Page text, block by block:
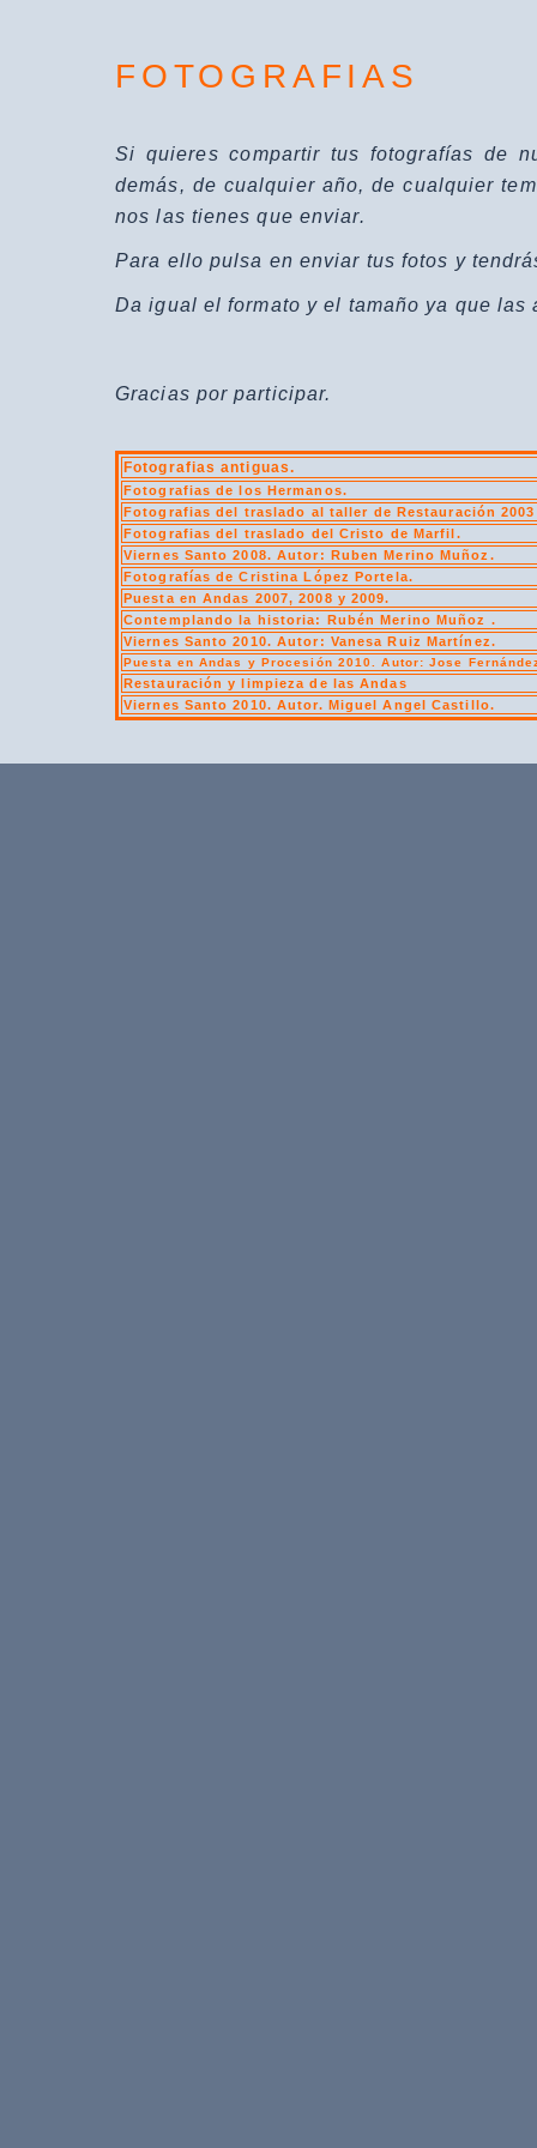
FOTOGRAFIAS
Si quieres compartir tus fotografías de
demás, de cualquier año, de cualquier
nos las tienes que enviar.
Para ello pulsa en enviar tus fotos y
Da igual el formato y el tamaño ya que las
Gracias por participar.
Fotografias antiguas.
Fotografias de los Hermanos.
Fotografias del traslado al taller de Restauración 2003
Fotografias del traslado del Cristo de Marfil.
Viernes Santo 2008. Autor: Ruben Merino Muñoz.
Fotografías de Cristina López Portela.
Puesta en Andas 2007, 2008 y 2009.
Contemplando la historia: Rubén Merino Muñoz .
Viernes Santo 2010. Autor: Vanesa Ruiz Martínez.
Puesta en Andas y Procesión 2010. Autor: Jose
Restauración y limpieza de las Andas
Viernes Santo 2010. Autor. Miguel Angel Castillo.